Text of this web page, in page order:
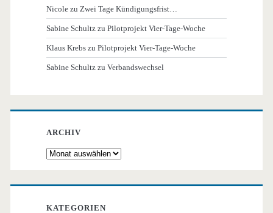
Nicole zu Zwei Tage Kündigungsfrist…
Sabine Schultz zuPilotprojekt Vier-Tage-Woche
Klaus Krebs zuPilotprojekt Vier-Tage-Woche
Sabine Schultz zuVerbandswechsel
ARCHIV
Archiv
KATEGORIEN